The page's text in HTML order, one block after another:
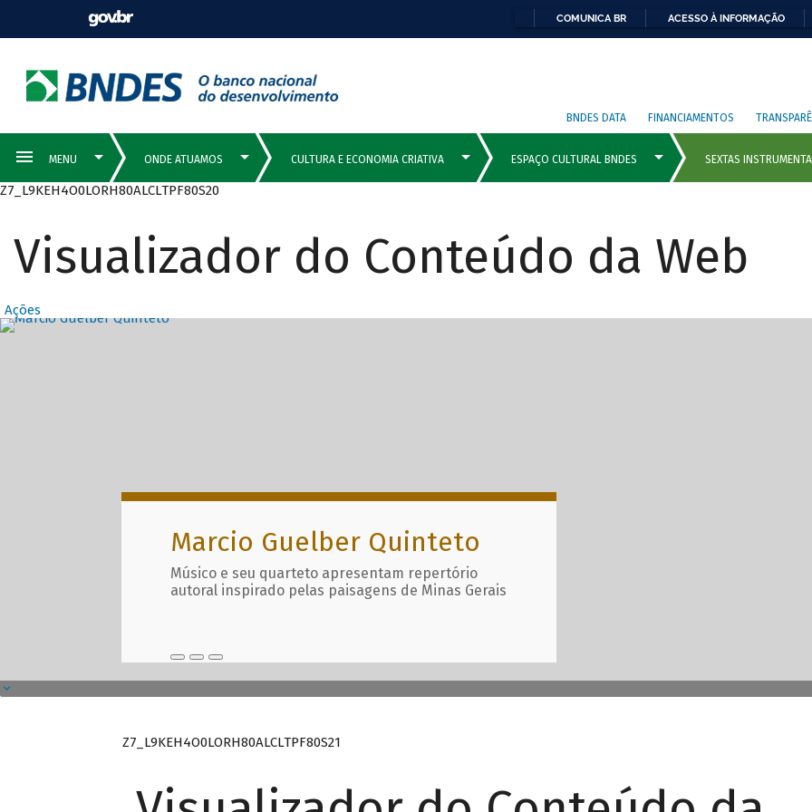
COMUNICA BR ACESSO À INFORMAÇÃO
BNDES DATA FINANCIAMENTOS
Z7_L9KEH4O0LORH80ALCLTPF80S20
Visualizador do Conteúdo da Web
Ações
Destaques Principais com
Marcio Guelber Quinteto
Músico e seu quarteto apresentam repertório
autoral inspirado pelas paisagens de Minas Gerais
Z7_L9KEH4O0LORH80ALCLTPF80S21